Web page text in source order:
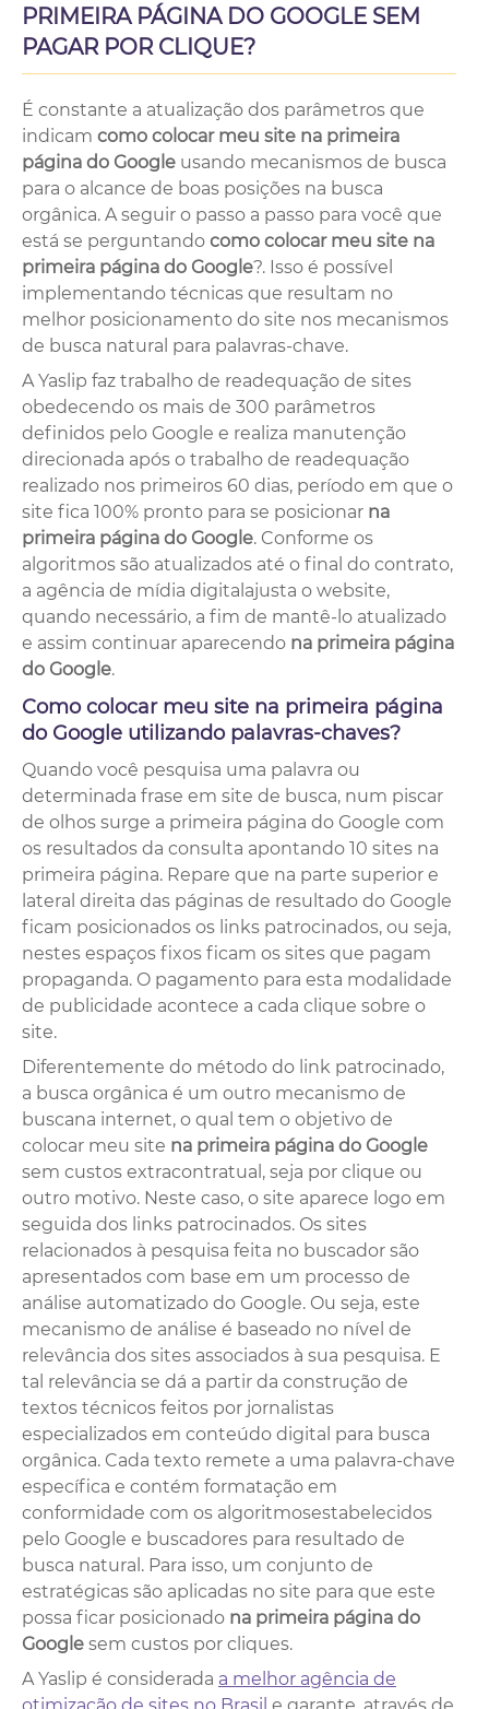
PRIMEIRA PÁGINA DO GOOGLE SEM
PAGAR POR CLIQUE?
É constante a atualização dos parâmetros que
indicam como colocar meu site na primeira
página do Google usando mecanismos de busca
para o alcance de boas posições na busca
orgânica. A seguir o passo a passo para você que
está se perguntando como colocar meu site na
primeira página do Google?. Isso é possível
implementando técnicas que resultam no
melhor posicionamento do site nos mecanismos
de busca natural para palavras-chave.
A Yaslip faz trabalho de readequação de sites
obedecendo os mais de 300 parâmetros
definidos pelo Google e realiza manutenção
direcionada após o trabalho de readequação
realizado nos primeiros 60 dias, período em que o
site fica 100% pronto para se posicionar na
primeira página do Google. Conforme os
algoritmos são atualizados até o final do contrato,
a agência de mídia digitalajusta o website,
quando necessário, a fim de mantê-lo atualizado
e assim continuar aparecendo na primeira página
do Google.
Como colocar meu site na primeira página
do Google utilizando palavras-chaves?
Quando você pesquisa uma palavra ou
determinada frase em site de busca, num piscar
de olhos surge a primeira página do Google com
os resultados da consulta apontando 10 sites na
primeira página. Repare que na parte superior e
lateral direita das páginas de resultado do Google
ficam posicionados os links patrocinados, ou seja,
nestes espaços fixos ficam os sites que pagam
propaganda. O pagamento para esta modalidade
de publicidade acontece a cada clique sobre o
site.
Diferentemente do método do link patrocinado,
a busca orgânica é um outro mecanismo de
buscana internet, o qual tem o objetivo de
colocar meu site na primeira página do Google
sem custos extracontratual, seja por clique ou
outro motivo. Neste caso, o site aparece logo em
seguida dos links patrocinados. Os sites
relacionados à pesquisa feita no buscador são
apresentados com base em um processo de
análise automatizado do Google. Ou seja, este
mecanismo de análise é baseado no nível de
relevância dos sites associados à sua pesquisa. E
tal relevância se dá a partir da construção de
textos técnicos feitos por jornalistas
especializados em conteúdo digital para busca
orgânica. Cada texto remete a uma palavra-chave
específica e contém formatação em
conformidade com os algoritmosestabelecidos
pelo Google e buscadores para resultado de
busca natural. Para isso, um conjunto de
estratégicas são aplicadas no site para que este
possa ficar posicionado na primeira página do
Google sem custos por cliques.
A Yaslip é considerada a melhor agência de